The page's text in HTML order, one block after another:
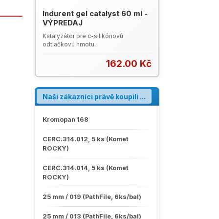
Indurent gel catalyst 60 ml -
VÝPREDAJ
Katalyzátor pre c-silikónovú
odtlačkovú hmotu.
162.00 Kč
Naši zákazníci právě koupili ...
Kromopan 168
CERC.314.012, 5 ks (Komet
ROCKY)
CERC.314.014, 5 ks (Komet
ROCKY)
25 mm / 019 (PathFile, 6ks/bal)
25 mm / 013 (PathFile, 6ks/bal)